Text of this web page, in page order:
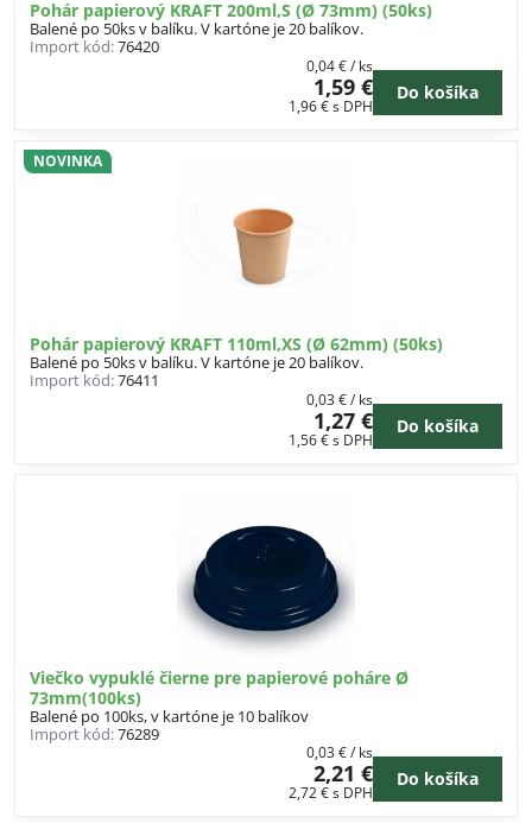
Pohár papierový KRAFT 200ml,S (Ø 73mm) (50ks)
Balené po 50ks v balíku. V kartóne je 20 balíkov.
Import kód:76420
1,59 €
1,96 €s DPH
0,04 €/ ks
Do košíka
Pohár papierový KRAFT 110ml,XS (Ø 62mm) (50ks)
NOVINKA
Balené po 50ks v balíku. V kartóne je 20 balíkov.
Import kód:76411
1,27 €
1,56 €s DPH
0,03 €/ ks
Do košíka
Viečko vypuklé čierne pre papierové poháre Ø
73mm(100ks)
Balené po 100ks, v kartóne je 10 balíkov
Import kód:76289
2,21 €
2,72 €s DPH
0,03 €/ ks
Do košíka